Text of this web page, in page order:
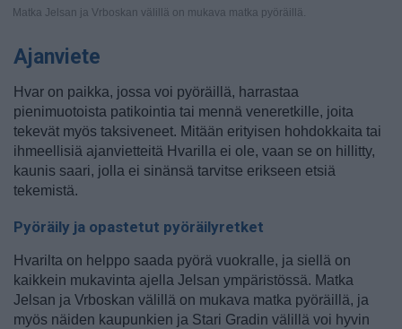
Matka Jelsan ja Vrboskan välillä on mukava matka pyöräillä.
Ajanviete
Hvar on paikka, jossa voi pyöräillä, harrastaa
pienimuotoista patikointia tai mennä veneretkille, joita
tekevät myös taksiveneet. Mitään erityisen hohdokkaita tai
ihmeellisiä ajanvietteitä Hvarilla ei ole, vaan se on hillitty,
kaunis saari, jolla ei sinänsä tarvitse erikseen etsiä
tekemistä.
Pyöräily ja opastetut pyöräilyretket
Hvarilta on helppo saada pyörä vuokralle, ja siellä on
kaikkein mukavinta ajella Jelsan ympäristössä. Matka
Jelsan ja Vrboskan välillä on mukava matka pyöräillä, ja
myös näiden kaupunkien ja Stari Gradin välillä voi hyvin